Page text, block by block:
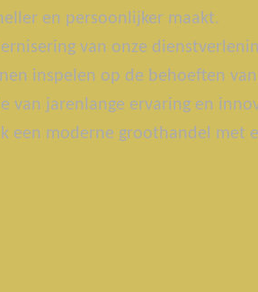
en persoonlijker maakt.
van onze
inspelen op de behoeften
van jarenlange ervaring en
een moderne groothandel met